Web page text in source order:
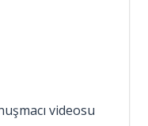
videosu